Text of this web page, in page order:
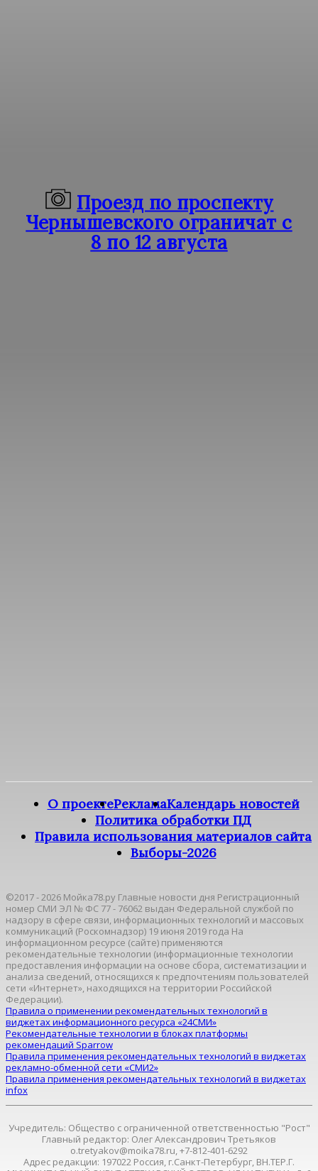
Проезд по проспекту
Чернышевского ограничат с
8 по 12 августа
О проектеРекламаКалендарь новостей
Политика обработки ПД
Правила использования материалов сайта
Выборы-2026
©2017 - 2026 Мойка78.ру Главные новости дня Регистрационный
номер СМИ ЭЛ № ФС 77 - 76062 выдан Федеральной службой по
надзору в сфере связи, информационных технологий и массовых
коммуникаций (Роскомнадзор) 19 июня 2019 года На
информационном ресурсе (сайте) применяются
рекомендательные технологии (информационные технологии
предоставления информации на основе сбора, систематизации и
анализа сведений, относящихся к предпочтениям пользователей
сети «Интернет», находящихся на территории Российской
Федерации).
Правила о применении рекомендательных технологий в
виджетах информационного ресурса «24СМИ»
Рекомендательные технологии в блоках платформы
рекомендаций Sparrow
Правила применения рекомендательных технологий в виджетах
рекламно-обменной сети «СМИ2»
Правила применения рекомендательных технологий в виджетах
infox
Учредитель: Общество с ограниченной ответственностью "Рост"
Главный редактор: Олег Александрович Третьяков
o.tretyakov@moika78.ru, +7-812-401-6292
Адрес редакции: 197022 Россия, г.Санкт-Петербург, ВН.ТЕР.Г.